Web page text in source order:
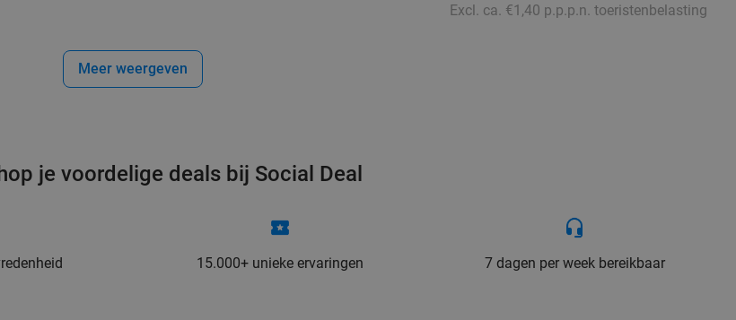
Excl. ca. €1,40 p.p.p.n. toeristenbelasting
Meer weergeven
je voordelige deals bij Social Deal
15.000+ unieke ervaringen 7 dagen per week bereikbaar